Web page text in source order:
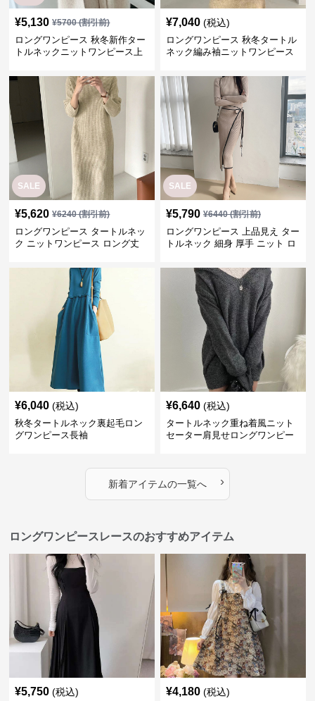
¥5,130 ¥5700(割引前)
ロングワンピース 秋冬新作ター
トルネックニットワンピース上
¥7,040 (税込)
ロングワンピース 秋冬タートル
ネック編み袖ニットワンピース
SALE
¥5,620 ¥6240(割引前)
ロングワンピース タートルネッ
ク ニットワンピース ロング丈
SALE
¥5,790 ¥6440(割引前)
ロングワンピース 上品見え ター
トルネック 細身 厚手 ニット ロ
¥6,040 (税込)
秋冬タートルネック裏起毛ロン
グワンピース長袖
¥6,640 (税込)
タートルネック重ね着風ニット
セーター肩見せロングワンピー
新着アイテムの一覧へ ›
ロングワンピースレースのおすすめアイテム
¥5,750 (税込) ¥4,180 (税込)